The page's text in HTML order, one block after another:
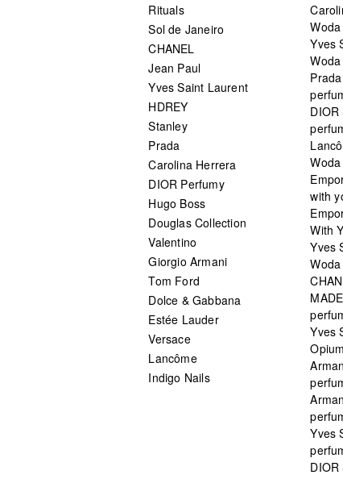
Rituals
Sol de Janeiro
CHANEL
Jean Paul
Yves Saint Laurent
HDREY
Stanley
Prada
Carolina Herrera
DIOR Perfumy
Hugo Boss
Douglas Collection
Valentino
Giorgio Armani
Tom Ford
Dolce & Gabbana
Estée Lauder
Versace
Lancôme
Indigo Nails
Yves
DIOR
with
With
Yves
Yves
Yves
DIOR